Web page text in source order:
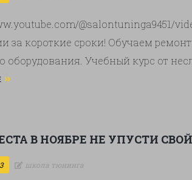
@salontuninga9451/
за короткие сроки! Обучаем
оборудования. Учебный курс от
автоматов
В НОЯБРЕ НЕ УПУСТИ
школа тюнинга